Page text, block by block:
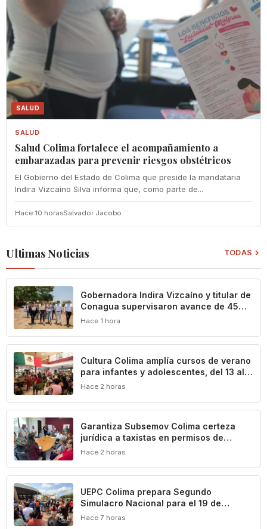
SALUD
SALUD
Salud Colima fortalece el acompañamiento a
embarazadas para prevenir riesgos obstétricos
El Gobierno del Estado de Colima que preside la mandataria
Indira Vizcaíno Silva informa que, como parte de...
Hace 10 horasSalvador Jacobo
Ultimas Noticias TODAS
Gobernadora Indira Vizcaíno y titular de
Conagua supervisaron avance de 45%
en la construcción del acueducto ‘Agua
Hace 1 hora
Cultura Colima amplía cursos de verano
para infantes y adolescentes, del 13 al
17 de agosto
Hace 2 horas
Garantiza Subsemov Colima certeza
jurídica a taxistas en permisos de
operación de unidades ecológicas
Hace 2 horas
UEPC Colima prepara Segundo
Simulacro Nacional para el 19 de
septiembre
Hace 7 horas